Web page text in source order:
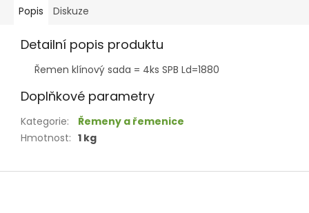
Popis Diskuze
Detailní popis produktu
Řemen klínový sada = 4ks SPB Ld=1880
Doplňkové parametry
Kategorie:
Řemeny a řemenice
Hmotnost: 1 kg
Z